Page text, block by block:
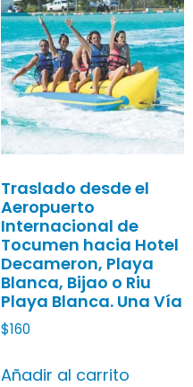
Traslado desde el
Aeropuerto
Internacional de
Tocumen hacia Hotel
Decameron, Playa
Blanca, Bijao o Riu
Playa Blanca. Una Vía
$160
Añadir al carrito